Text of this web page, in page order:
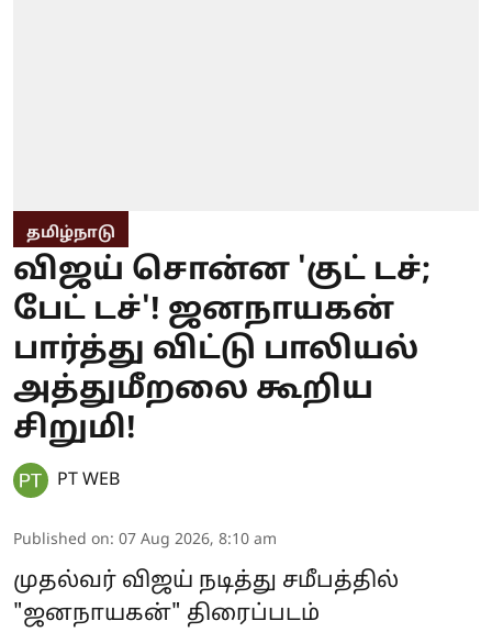
தமிழ்நாடு
விஜய் சொன்ன 'குட் டச்;
பேட் டச்'! ஜனநாயகன்
பார்த்து விட்டு பாலியல்
அத்துமீறலை கூறிய
சிறுமி!
PT WEB
Published on: 07 Aug 2026, 8:10 am
முதல்வர் விஜய் நடித்து சமீபத்தில்
"ஜனநாயகன்" திரைப்படம்